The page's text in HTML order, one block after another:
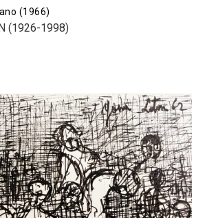
(1966)
(1926-1998)